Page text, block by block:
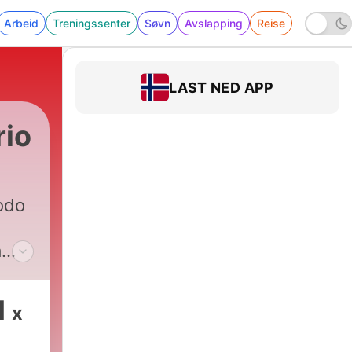
Arbeid Treningssenter Søvn Avslapping Reise
x
LAST NED APP